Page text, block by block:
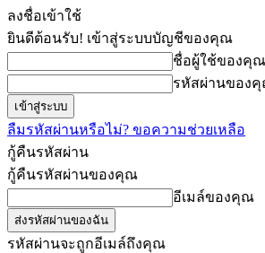
ลงชื่อเข้าใช้
ยินดีต้อนรับ! เข้าสู่ระบบบัญชีของคุณ
ชื่อผู้ใช้ของคุณ
รหัสผ่านของ
ลืมรหัสผ่านหรือไม่? ขอความช่วยเหลือ
กู้คืนรหัสผ่าน
กู้คืนรหัสผ่านของคุณ
อีเมล์ของคุณ
รหัสผ่านจะถูกอีเมล์ถึงคุณ